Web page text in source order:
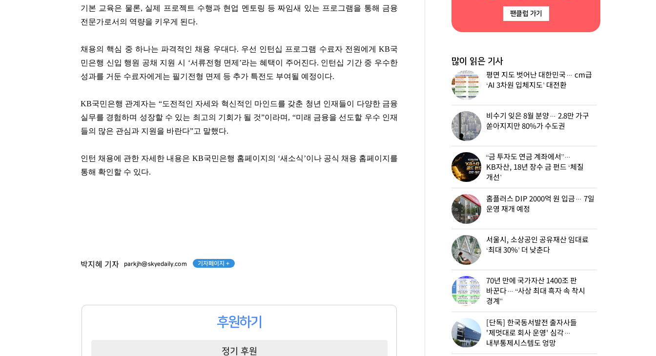
박진영
JYP엔터테인먼트
단독주택
박현주
미래에셋그룹
강태영
NH농협은행
카카오
대한민국 축구 국가대표팀
기본 교육은 물론, 실제 프로젝트 수행과 현업 멘토링 등 짜임새 있는 프로그램을 통해 금융
전문가로서의 역량을 키우게 된다.
채용의 핵심 중 하나는 파격적인 채용 우대다. 우선 인턴십 프로그램 수료자 전원에게 KB국
민은행 신입 행원 공채 지원 시 ‘서류전형 면제’라는 혜택이 주어진다. 인턴십 기간 중 우수한
성과를 거둔 수료자에게는 필기전형 면제 등 추가 특전도 부여될 예정이다.
KB국민은행 관계자는 “도전적인 자세와 혁신적인 마인드를 갖춘 청년 인재들이 다양한 금융
실무를 경험하며 성장할 수 있는 최고의 기회가 될 것”이라며, “미래 금융을 선도할 우수 인재
들의 많은 관심과 지원을 바란다”고 말했다.
인턴 채용에 관한 자세한 내용은 KB국민은행 홈페이지의 ‘새소식’이나 공식 채용 홈페이지를
통해 확인할 수 있다.
박지혜 기자 parkjh@skyedaily.com 기자페이지 +
후원하기
정기 후원
팬클럽 가기
많이 읽은 기사
평면 지도 벗어난 대한민국… cm급
‘AI 3차원 입체지도’ 대전환
비수기 잊은 8월 분양… 2.8만 가구
쏟아지지만 80%가 수도권
“금 투자도 연금 계좌에서”…
KB자산, 18년 장수 금 펀드 ‘체질
개선’
홈플러스 DIP 2000억 원 입금… 7일
운영 재개 예정
서울시, 소상공인 공유재산 임대료
‘최대 30%’ 더 낮춘다
70년 만에 국가자산 1400조 판
바꾼다… “사상 최대 흑자 속 착시
경계”
[단독] 한국동서발전 출자사들
'제멋대로 회사 운영' 심각…
내부통제시스템도 엉망